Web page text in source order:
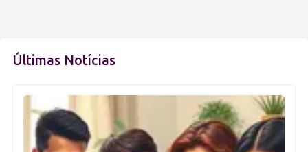
Últimas Notícias